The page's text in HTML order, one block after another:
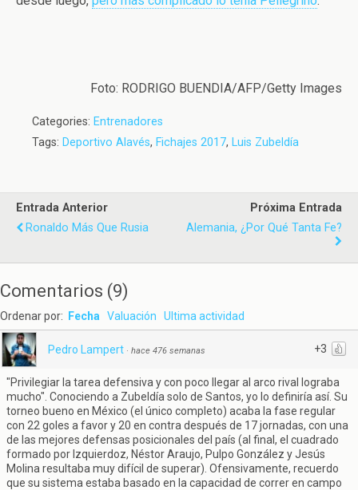
Foto: RODRIGO BUENDIA/AFP/Getty Images
Categories: Entrenadores
Tags: Deportivo Alavés, Fichajes 2017, Luis Zubeldía
Entrada Anterior
Ronaldo Más Que Rusia
Próxima Entrada
Alemania, ¿por Qué Tanta Fe?
Comentarios (9)
Ordenar por: Fecha Valuación Ultima actividad
+3
Pedro Lampert · hace 476 semanas
"Privilegiar la tarea defensiva y con poco llegar al arco rival lograba
mucho". Conociendo a Zubeldía solo de Santos, yo lo definiría así. Su
torneo bueno en México (el único completo) acaba la fase regular
con 22 goles a favor y 20 en contra después de 17 jornadas, con una
de las mejores defensas posicionales del país (al final, el cuadrado
formado por Izquierdoz, Néstor Araujo, Pulpo González y Jesús
Molina resultaba muy difícil de superar). Ofensivamente, recuerdo
que su sistema estaba basado en la capacidad de correr en campo